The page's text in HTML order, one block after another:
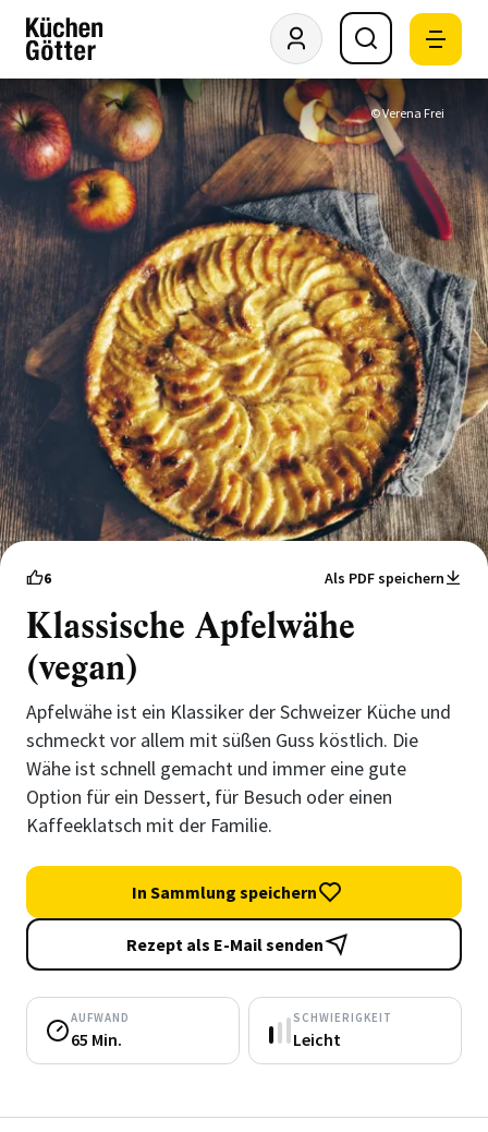
© Verena Frei
6 Als PDF speichern
Klassische Apfelwähe
(vegan)
Apfelwähe ist ein Klassiker der Schweizer Küche und
schmeckt vor allem mit süßen Guss köstlich. Die
Wähe ist schnell gemacht und immer eine gute
Option für ein Dessert, für Besuch oder einen
Kaffeeklatsch mit der Familie.
In Sammlung speichern
Rezept als E-Mail senden
AUFWAND
65 Min.
SCHWIERIGKEIT
Leicht